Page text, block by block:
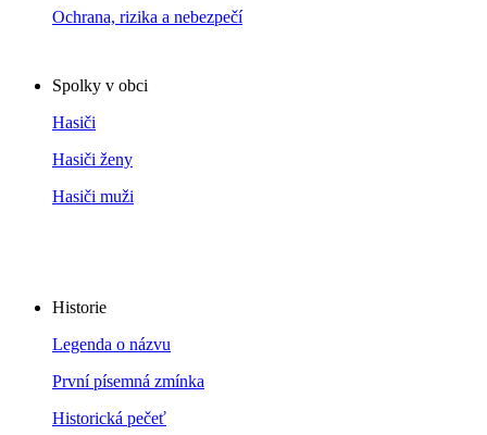
Ochrana, rizika a nebezpečí
Spolky v obci
Hasiči
Hasiči ženy
Hasiči muži
Historie
Legenda o názvu
První písemná zmínka
Historická pečeť